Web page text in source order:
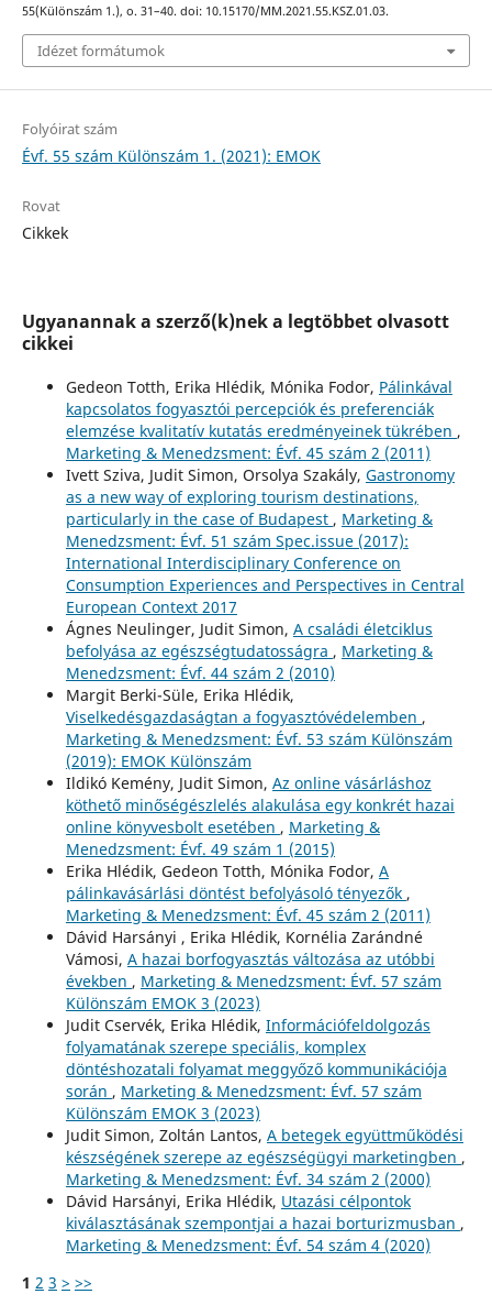
55(Különszám 1.), o. 31–40. doi: 10.15170/MM.2021.55.KSZ.01.03.
Idézet formátumok
Folyóirat szám
Évf. 55 szám Különszám 1. (2021): EMOK
Rovat
Cikkek
Ugyanannak a szerző(k)nek a legtöbbet olvasott
cikkei
Gedeon Totth, Erika Hlédik, Mónika Fodor, Pálinkával
kapcsolatos fogyasztói percepciók és preferenciák
elemzése kvalitatív kutatás eredményeinek tükrében ,
Marketing & Menedzsment: Évf. 45 szám 2 (2011)
Ivett Sziva, Judit Simon, Orsolya Szakály, Gastronomy
as a new way of exploring tourism destinations,
particularly in the case of Budapest , Marketing &
Menedzsment: Évf. 51 szám Spec.issue (2017):
International Interdisciplinary Conference on
Consumption Experiences and Perspectives in Central
European Context 2017
Ágnes Neulinger, Judit Simon, A családi életciklus
befolyása az egészségtudatosságra , Marketing &
Menedzsment: Évf. 44 szám 2 (2010)
Margit Berki-Süle, Erika Hlédik,
Viselkedésgazdaságtan a fogyasztóvédelemben ,
Marketing & Menedzsment: Évf. 53 szám Különszám
(2019): EMOK Különszám
Ildikó Kemény, Judit Simon, Az online vásárláshoz
köthető minőségészlelés alakulása egy konkrét hazai
online könyvesbolt esetében , Marketing &
Menedzsment: Évf. 49 szám 1 (2015)
Erika Hlédik, Gedeon Totth, Mónika Fodor, A
pálinkavásárlási döntést befolyásoló tényezők ,
Marketing & Menedzsment: Évf. 45 szám 2 (2011)
Dávid Harsányi , Erika Hlédik, Kornélia Zarándné
Vámosi, A hazai borfogyasztás változása az utóbbi
években , Marketing & Menedzsment: Évf. 57 szám
Különszám EMOK 3 (2023)
Judit Cservék, Erika Hlédik, Információfeldolgozás
folyamatának szerepe speciális, komplex
döntéshozatali folyamat meggyőző kommunikációja
során , Marketing & Menedzsment: Évf. 57 szám
Különszám EMOK 3 (2023)
Judit Simon, Zoltán Lantos, A betegek együttműködési
készségének szerepe az egészségügyi marketingben ,
Marketing & Menedzsment: Évf. 34 szám 2 (2000)
Dávid Harsányi, Erika Hlédik, Utazási célpontok
kiválasztásának szempontjai a hazai borturizmusban ,
Marketing & Menedzsment: Évf. 54 szám 4 (2020)
1 2 3 > >>